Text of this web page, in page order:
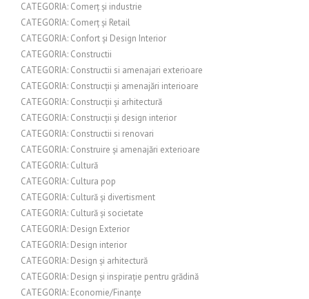
CATEGORIA: Comerț și industrie
CATEGORIA: Comerț și Retail
CATEGORIA: Confort și Design Interior
CATEGORIA: Constructii
CATEGORIA: Constructii si amenajari exterioare
CATEGORIA: Construcții și amenajări interioare
CATEGORIA: Construcții și arhitectură
CATEGORIA: Construcții și design interior
CATEGORIA: Constructii si renovari
CATEGORIA: Construire și amenajări exterioare
CATEGORIA: Cultură
CATEGORIA: Cultura pop
CATEGORIA: Cultură și divertisment
CATEGORIA: Cultură și societate
CATEGORIA: Design Exterior
CATEGORIA: Design interior
CATEGORIA: Design și arhitectură
CATEGORIA: Design și inspirație pentru grădină
CATEGORIA: Economie/Finanțe